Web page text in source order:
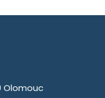
Olomouc